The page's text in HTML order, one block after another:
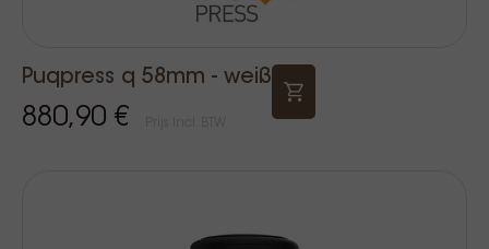
Puqpress q 58mm - weiß
880,90 €